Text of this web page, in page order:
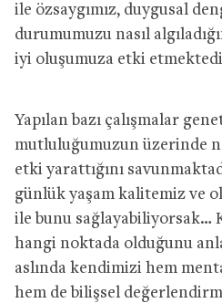
ile özsaygımız, duygusal
durumumuzu nasıl
iyi oluşumuza etki
Yapılan bazı çalışmalar
mutluluğumuzun üzerinde
etki yarattığını
günlük yaşam kalitemiz ve
ile bunu sağlayabiliyorsak…
hangi noktada olduğunu
aslında kendimizi hem
hem de bilişsel